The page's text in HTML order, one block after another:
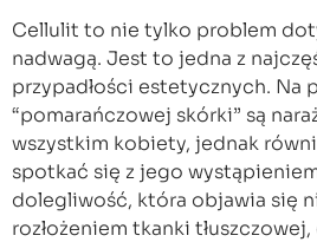
Cellulit to nie tylko problem
nadwagą. Jest to jedna z
przypadłości estetycznych. Na
“pomarańczowej skórki” są
wszystkim kobiety, jednak
spotkać się z jego
dolegliwość, która objawia się
rozłożeniem tkanki